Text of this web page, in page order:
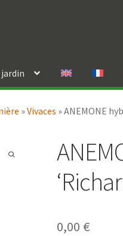
»Vivaces »ANEMONE
0,00 €